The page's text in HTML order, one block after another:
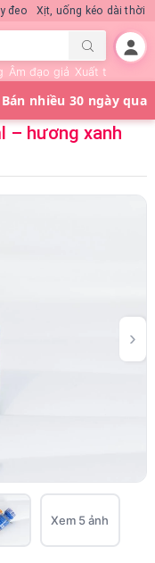
đeo Xịt, uống kéo dài thời
Âm đạo giả Xuất tinh sớm
– hương xanh
Xem 5 ảnh